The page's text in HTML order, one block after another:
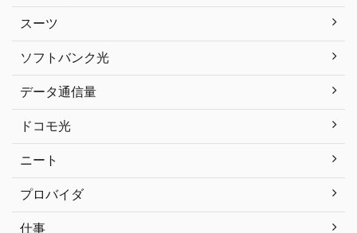
スーツ
ソフトバンク光
データ通信量
ドコモ光
ニート
プロバイダ
仕事